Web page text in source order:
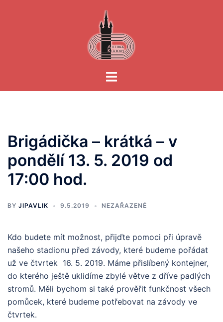
Toggle
Brigádička – krátká – v
pondělí 13. 5. 2019 od
17:00 hod.
BY JIPAVLIK 9.5.2019 NEZAŘAZENÉ
Kdo budete mít možnost, přijďte pomoci při úpravě
našeho stadionu před závody, které budeme pořádat
už ve čtvrtek 16. 5. 2019. Máme přislíbený kontejner,
do kterého ještě uklidíme zbylé větve z dříve padlých
stromů. Měli bychom si také prověřit funkčnost všech
pomůcek, které budeme potřebovat na závody ve
čtvrtek.